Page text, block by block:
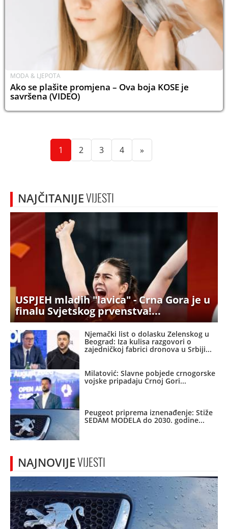
MODA & LJEPOTA
Ako se plašite promjena – Ova boja KOSE je
savršena (VIDEO)
1 (current)
2 (current)
3(current)
4(current)
»
NAJČITANIJEVIJESTI
USPJEH mladih "lavica" - Crna Gora je u
finalu Svjetskog prvenstva!
Njemački list o dolasku Zelenskog u
Beograd: Iza kulisa razgovori o
zajedničkoj fabrici dronova u Srbiji
Milatović: Slavne pobjede crnogorske
vojske pripadaju Crnoj Gori
Peugeot priprema iznenađenje: Stiže
SEDAM MODELA do 2030. godine
NAJNOVIJEVIJESTI